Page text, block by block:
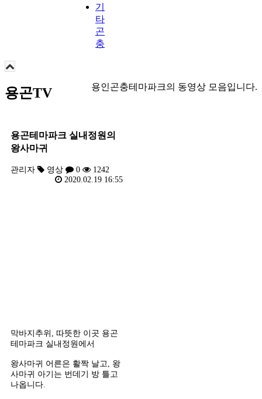
기
타
곤
충
용곤TV 용인곤충테마파크의 동영상 모음입니다.
용곤테마파크 실내정원의
왕사마귀
관리자 영상 0
1242
2020.02.19 16:55
막바지추위, 따뜻한 이곳 용곤
테마파크 실내정원에서
왕사마귀 어른은 활짝 날고, 왕
사마귀 아기는 번데기 방 틀고
나옵니다.